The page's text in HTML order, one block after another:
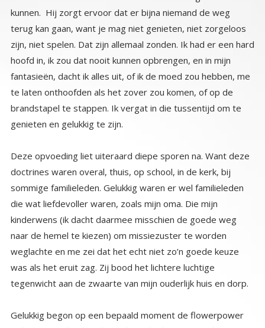
genieten en gelukkig te zijn.
Deze opvoeding liet uiteraard diepe sporen na. Want deze
doctrines waren overal, thuis, op school, in de kerk, bij
sommige familieleden. Gelukkig waren er wel familieleden
die wat liefdevoller waren, zoals mijn oma. Die mijn
kinderwens (ik dacht daarmee misschien de goede weg
naar de hemel te kiezen) om missiezuster te worden
weglachte en me zei dat het echt niet zo’n goede keuze
was als het eruit zag. Zij bood het lichtere luchtige
tegenwicht aan de zwaarte van mijn ouderlijk huis en dorp.
Gelukkig begon op een bepaald moment de flowerpower
tijd waarmee heel veel van de oude doctrines op losse
schroeven kwamen te staan. Er kwam veel meer vrijheid
van denken. Ik ging zelfs meerdere malen een relatie aan
met een niet katholiek. Maar de oude vastgezette
patronen, van zorg en angst (want dat was het natuurlijk)
lieten zich niet zomaar verjagen en die kozen gewoon een
ander object. De diepe angst om nooit goed genoeg te zijn
om de hemel binnen te kunnen gaan, vermomde zich nu als
een diepe angst om niet genoeg ‘kennis’ te hebben of
intelligentie om de opleidingen te kunnen doen die ik wilde,